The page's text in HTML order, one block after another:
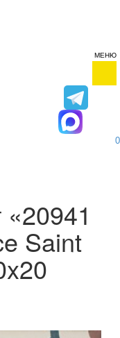
МЕНЮ
0
Saint